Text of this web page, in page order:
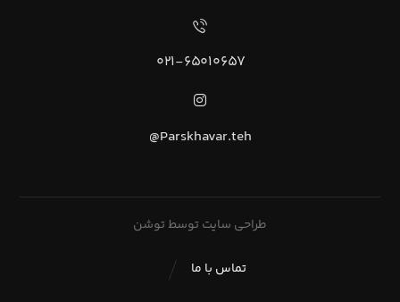
۰۲۱-۶۵۰۱۰۶۵۷
Parskhavar.teh@
طراحی سایت توسط توشن
تماس با ما